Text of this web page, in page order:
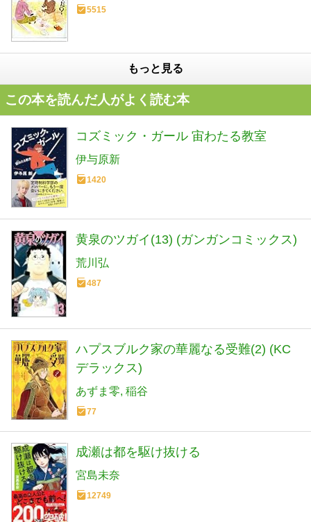
5515
もっと見る
この本を読んだ人がよく読む本
コズミック・ガール 宙わたる教室
伊与原新
1420
黄泉のツガイ(13) (ガンガンコミックス)
荒川弘
487
ハプスブルク家の華麗なる受難(2) (KC
デラックス)
あずま零 稲谷
77
成瀬は都を駆け抜ける
宮島未奈
12749